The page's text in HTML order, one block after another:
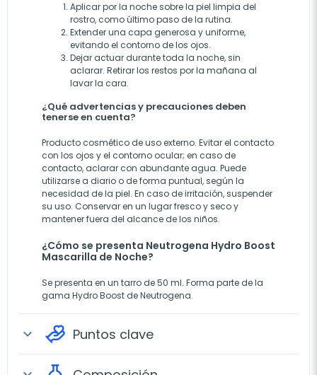
Aplicar por la noche sobre la piel limpia del
rostro, como último paso de la rutina.
Extender una capa generosa y uniforme,
evitando el contorno de los ojos.
Dejar actuar durante toda la noche, sin
aclarar. Retirar los restos por la mañana al
lavar la cara.
¿Qué advertencias y precauciones deben
tenerse en cuenta?
Producto cosmético de uso externo. Evitar el contacto
con los ojos y el contorno ocular; en caso de
contacto, aclarar con abundante agua. Puede
utilizarse a diario o de forma puntual, según la
necesidad de la piel. En caso de irritación, suspender
su uso. Conservar en un lugar fresco y seco y
mantener fuera del alcance de los niños.
¿Cómo se presenta Neutrogena Hydro Boost
Mascarilla de Noche?
Se presenta en un tarro de 50 ml. Forma parte de la
gama Hydro Boost de Neutrogena.
expand_more Puntos clave